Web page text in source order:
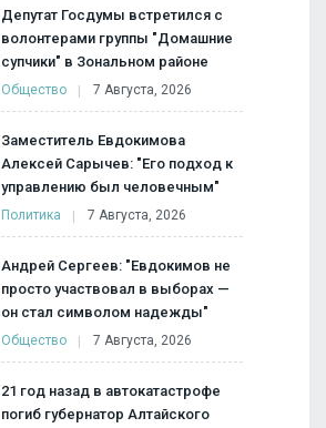
Депутат Госдумы встретился с
волонтерами группы "Домашние
супчики" в Зональном районе
Общество 7 Августа, 2026
Заместитель Евдокимова
Алексей Сарычев: "Его подход к
управлению был человечным"
Политика 7 Августа, 2026
Андрей Сергеев: "Евдокимов не
просто участвовал в выборах —
он стал символом надежды"
Общество 7 Августа, 2026
21 год назад в автокатастрофе
погиб губернатор Алтайского